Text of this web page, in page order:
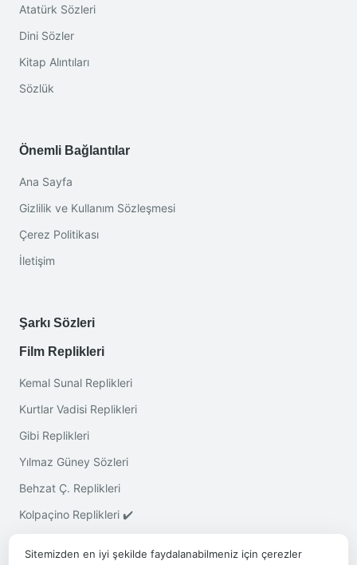
Atatürk Sözleri
Dini Sözler
Kitap Alıntıları
Sözlük
Önemli Bağlantılar
Ana Sayfa
Gizlilik ve Kullanım Sözleşmesi
Çerez Politikası
İletişim
Şarkı Sözleri
Film Replikleri
Kemal Sunal Replikleri
Kurtlar Vadisi Replikleri
Gibi Replikleri
Yılmaz Güney Sözleri
Behzat Ç. Replikleri
Kolpaçino Replikleri ✔️
Sitemizden en iyi şekilde faydalanabilmeniz için çerezler